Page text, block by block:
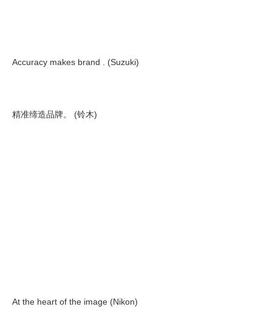
Accuracy makes brand . (Suzuki)
精准缔造品牌。 (铃木)
At the heart of the image (Nikon)